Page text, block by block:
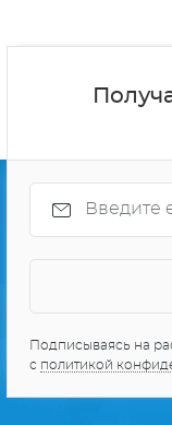
Подписываясь на
с политикой